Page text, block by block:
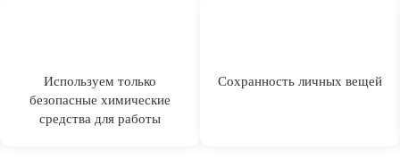
Используем только
безопасные химические
средства для работы
Сохранность личных вещей